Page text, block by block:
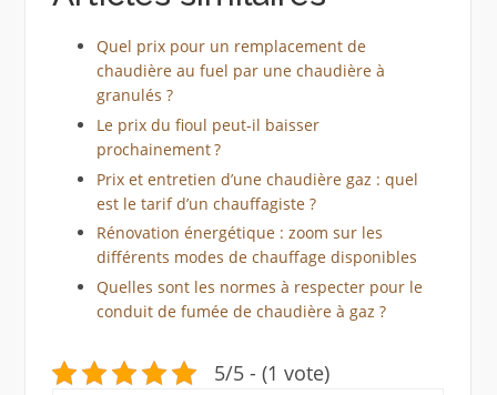
Quel prix pour un remplacement de
chaudière au fuel par une chaudière à
granulés ?
Le prix du fioul peut-il baisser
prochainement ?
Prix et entretien d’une chaudière gaz : quel
est le tarif d’un chauffagiste ?
Rénovation énergétique : zoom sur les
différents modes de chauffage disponibles
Quelles sont les normes à respecter pour le
conduit de fumée de chaudière à gaz ?
5/5 - (1 vote)